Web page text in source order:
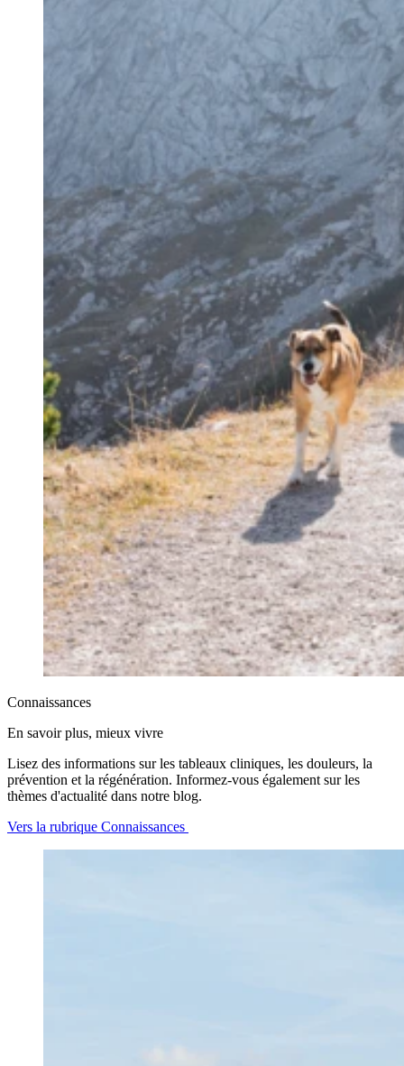
Connaissances
En savoir plus, mieux vivre
Lisez des informations sur les tableaux cliniques, les douleurs, la
prévention et la régénération. Informez-vous également sur les
thèmes d'actualité dans notre blog.
Vers la rubrique Connaissances